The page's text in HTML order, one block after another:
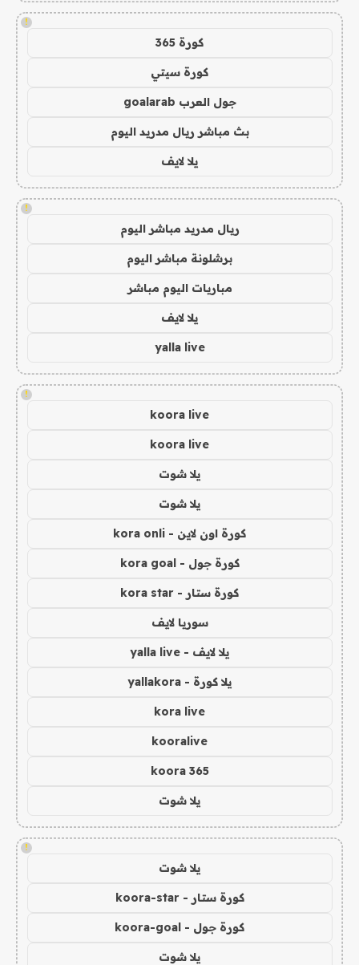
!
كورة 365
كورة سيتي
جول العرب goalarab
بث مباشر ريال مدريد اليوم
يلا لايف
!
ريال مدريد مباشر اليوم
برشلونة مباشر اليوم
مباريات اليوم مباشر
يلا لايف
yalla live
!
koora live
koora live
يلا شوت
يلا شوت
كورة اون لاين - kora onli
كورة جول - kora goal
كورة ستار - kora star
سوريا لايف
يلا لايف - yalla live
يلا كورة - yallakora
kora live
kooralive
koora 365
يلا شوت
!
يلا شوت
كورة ستار - koora-star
كورة جول - koora-goal
يلا شوت